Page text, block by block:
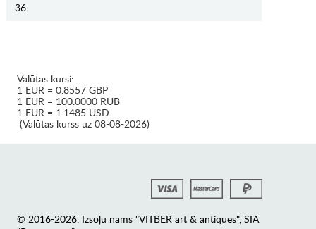
36
Valūtas kursi:
1 EUR = 0.8557 GBP
1 EUR = 100.0000 RUB
1 EUR = 1.1485 USD
(Valūtas kurss uz 08-08-2026)
© 2016-2026. Izsoļu nams "VITBER art & antiques", SIA